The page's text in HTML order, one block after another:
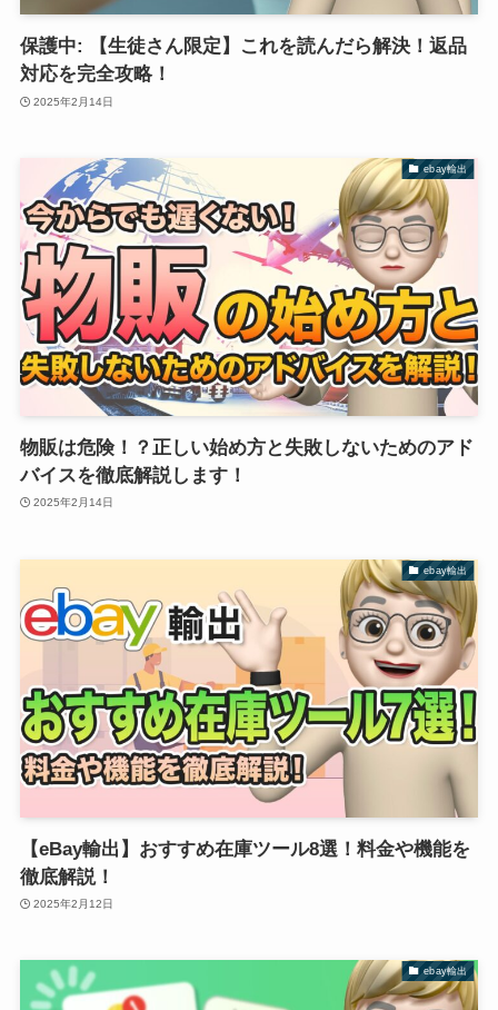
保護中: 【生徒さん限定】これを読んだら解決！返品
対応を完全攻略！
2025年2月14日
ebay輸出
物販は危険！？正しい始め方と失敗しないためのアド
バイスを徹底解説します！
2025年2月14日
ebay輸出
【eBay輸出】おすすめ在庫ツール8選！料金や機能を
徹底解説！
2025年2月12日
ebay輸出